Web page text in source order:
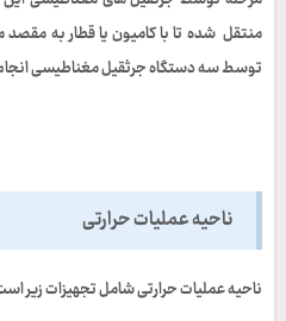
منتقل شده تا با کامیون یا قطار به
توسط سه دستگاه جرثقیل مغناطیسی
ناحیه عملیات حرارتی
ناحیه عملیات حرارتی شامل تجهیزات زیر